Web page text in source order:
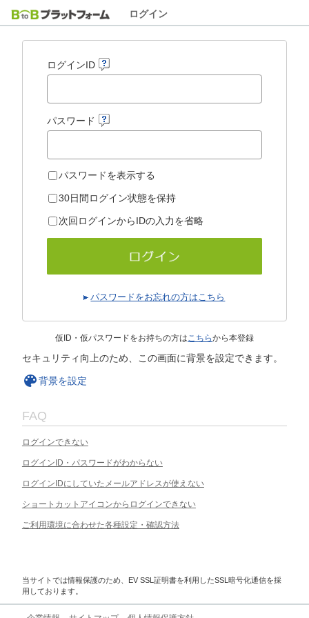
ログイン
ログインID
パスワード
パスワードを表示する
30日間ログイン状態を保持
次回ログインからIDの入力を省略
パスワードをお忘れの方はこちら
仮ID・仮パスワードをお持ちの方はこちらから本登録
セキュリティ向上のため、この画面に背景を設定できます。
背景を設定
FAQ
ログインできない
ログインID・パスワードがわからない
ログインIDにしていたメールアドレスが使えない
ショートカットアイコンからログインできない
ご利用環境に合わせた各種設定・確認方法
当サイトでは情報保護のため、EV SSL証明書を利用したSSL暗号化通信を採
用しております。